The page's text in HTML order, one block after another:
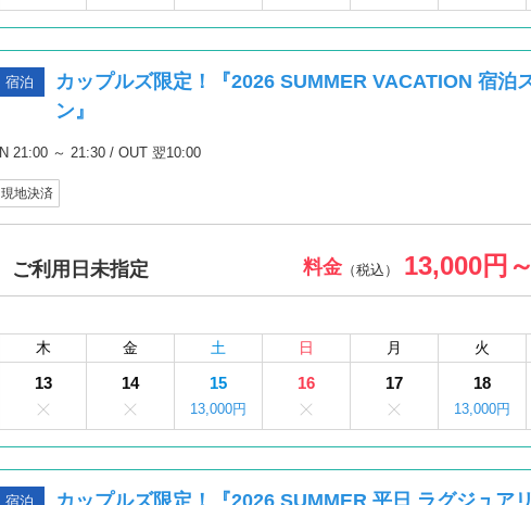
宿泊
カップルズ限定！『2026 SUMMER VACATION 宿泊
ン』
IN 21:00 ～ 21:30 / OUT 翌10:00
現地決済
ご利用日未指定 料金（税込） 13,000円～
木 金 土 日 月 火
13 14 15
13,000円
16 17 18
13,000円
宿泊 カップルズ限定！『2026 SUMMER 平日 ラグジュア